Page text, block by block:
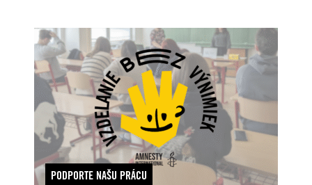
PODPORTE NAŠU PRÁCU